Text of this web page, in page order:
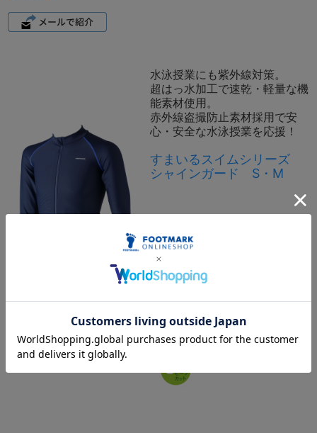
水泳授業にも紫外線対策。
超はっ水加工で速乾・軽量な機
能素材使用。
赤外線盗撮防止素材採用で安
心・安全な水泳授業を応援！
すまいるスイムシリーズ
シャインガード S・M
ライン）
●サイズ：3L※男女兼用
●素材：ナイロン85％ ポリ
ウレタン15％